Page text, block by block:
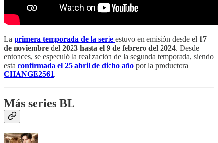
La primera temporada de la serie estuvo en emisión desde el 17
de noviembre del 2023 hasta el 9 de febrero del 2024. Desde
entonces, se especuló la realización de la segunda temporada, siendo
esta confirmada el 25 abril de dicho año por la productora
CHANGE2561.
Más series BL